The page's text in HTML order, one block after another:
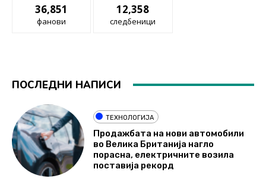
36,851
фанови
12,358
следбеници
ПОСЛЕДНИ НАПИСИ
ТЕХНОЛОГИЈА
Продажбата на нови автомобили
во Велика Британија нагло
порасна, електричните возила
поставија рекорд